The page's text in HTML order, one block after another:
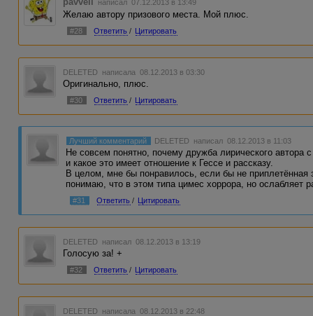
написал 07.12.2013 в 13:49
Желаю автору призового места. Мой плюс.
#28 Ответить / Цитировать
DELETED написала 08.12.2013 в 03:30
Оригинально, плюс.
#30 Ответить / Цитировать
Лучший комментарий DELETED написал 08.12.2013 в 11:03
Не совсем понятно, почему дружба лирического автора
и какое это имеет отношение к Гессе и рассказу.
В целом, мне бы понравилось, если бы не приплетённая
понимаю, что в этом типа цимес хоррора, но ослабляет
#31 Ответить / Цитировать
DELETED написал 08.12.2013 в 13:19
Голосую за! +
#32 Ответить / Цитировать
DELETED написала 08.12.2013 в 22:48